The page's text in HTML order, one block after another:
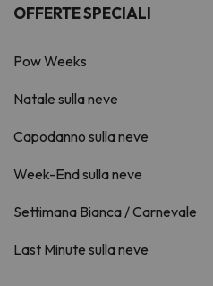
OFFERTE SPECIALI
Pow Weeks
Natale sulla neve
Capodanno sulla neve
Week-End sulla neve
Settimana Bianca / Carnevale
Last Minute sulla neve